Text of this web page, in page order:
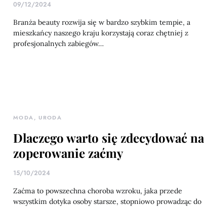
09/12/2024
Branża beauty rozwija się w bardzo szybkim tempie, a
mieszkańcy naszego kraju korzystają coraz chętniej z
profesjonalnych zabiegów…
MODA, URODA
Dlaczego warto się zdecydować na
zoperowanie zaćmy
15/10/2024
Zaćma to powszechna choroba wzroku, jaka przede
wszystkim dotyka osoby starsze, stopniowo prowadząc do